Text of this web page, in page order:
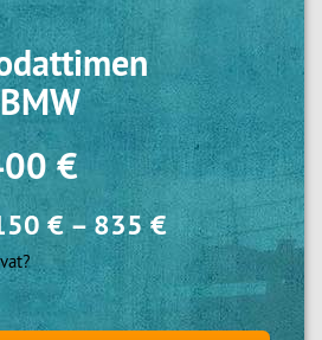
€
€– 835 €